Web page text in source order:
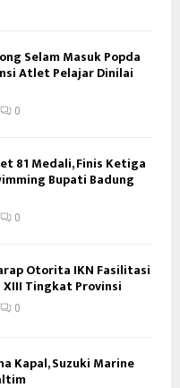
Selam Masuk Popda
Atlet Pelajar Dinilai
0
81 Medali, Finis Ketiga
Bupati Badung
0
Otorita IKN Fasilitasi
XIII Tingkat Provinsi
0
Kapal, Suzuki Marine